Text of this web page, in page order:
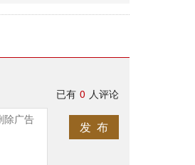
已有 0 人评论
发 布